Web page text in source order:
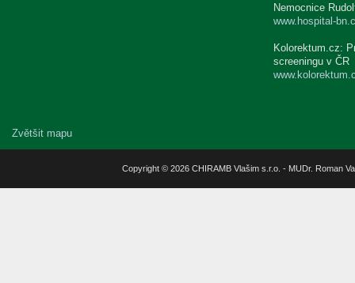
Zvětšit mapu
Nemocnice
www.hospital-
Kolorektum.cz:
screeningu v ČR
Copyright © 2026 CHIRAMB Vlašim s.r.o. - MUDr. Roman